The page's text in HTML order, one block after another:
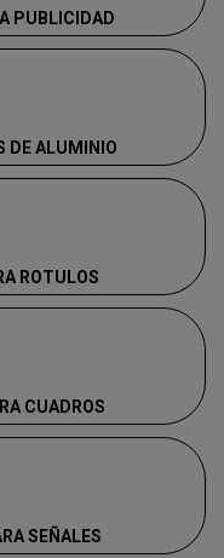
PUBLICIDAD
DE ALUMINIO
ROTULOS
CUADROS
SEÑALES